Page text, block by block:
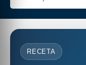
RECETA